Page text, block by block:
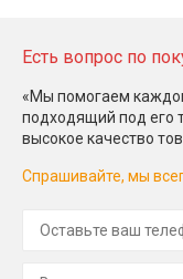
Есть вопрос по
«Мы помогаем
подходящий под его
высокое качество
Спрашивайте, мы